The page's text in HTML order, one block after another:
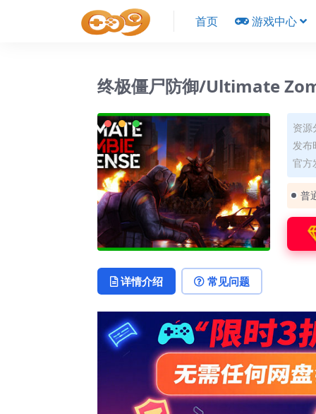
首页 游戏中心
终极僵尸防御/Ultimate
资
发布
官方
普
详情介绍 常见问题